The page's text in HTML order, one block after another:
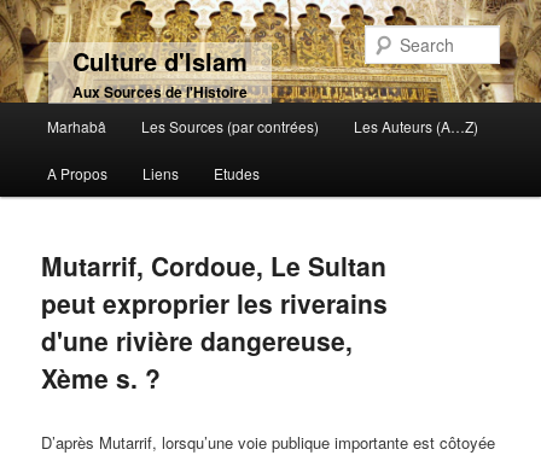
Culture d'Islam
Aux Sources de l'Histoire
Skip to primary content
Skip to secondary content
Marhabâ Les Sources (par contrées) Les Auteurs (A…Z)
A Propos Liens Etudes
Mutarrif, Cordoue, Le Sultan
peut exproprier les riverains
d'une rivière dangereuse,
Xème s. ?
D’après Mutarrif, lorsqu’une voie publique importante est côtoyée